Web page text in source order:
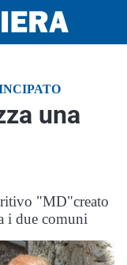
una
"MD"creato
i due comuni